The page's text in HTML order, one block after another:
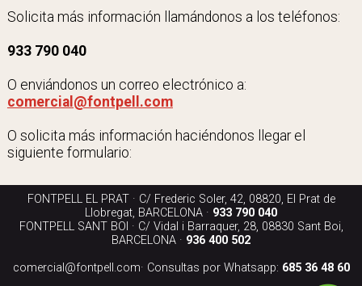
Solicita más información llamándonos a los teléfonos:
933 790 040
O enviándonos un correo electrónico a:
comercial@fontpell.com
O solicita más información haciéndonos llegar el
siguiente formulario:
FONTPELL EL PRAT · C/ Frederic Soler, 42, 08820, El Prat de
Llobregat, BARCELONA · 933 790 040
FONTPELL SANT BOI · C/ Vidal i Barraquer, 28, 08830 Sant Boi,
BARCELONA · 936 400 502
comercial@fontpell.com· Consultas por Whatsapp: 685 36 48 60